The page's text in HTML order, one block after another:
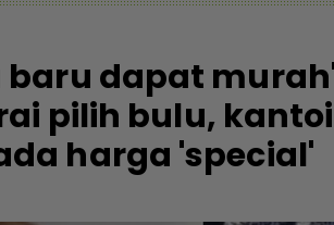
baru dapat
pilih bulu,
harga 'special'